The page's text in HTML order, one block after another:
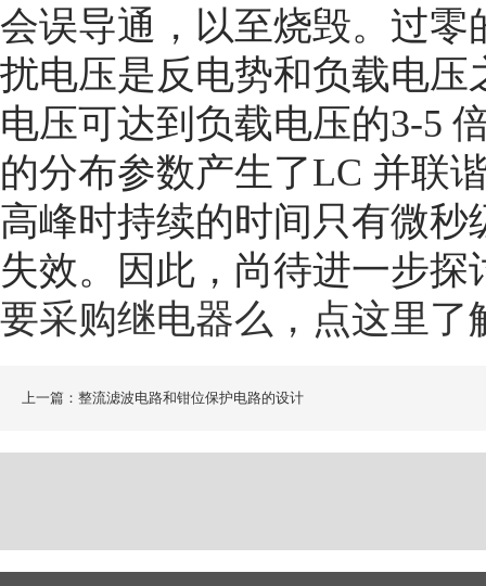
会误导通，以至烧毁。过
扰电压是反电势和负载电
电压可达到负载电压的3-5
的分布参数产生了LC 并联
高峰时持续的时间只有微秒
失效。因此，尚待进一步探
要采购继电器么，点这里了
上一篇：整流滤波电路和钳位保护电路的设计